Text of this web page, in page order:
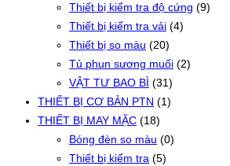
Thiết bị kiểm tra độ cứng (9)
Thiết bị kiểm tra vải (4)
Thiết bị so màu (20)
Tủ phun sương muối (2)
VẬT TƯ BAO BÌ (31)
THIẾT BỊ CƠ BẢN PTN (1)
THIẾT BỊ MAY MẶC (18)
Bóng đèn so màu (0)
Thiết bị kiểm tra (5)